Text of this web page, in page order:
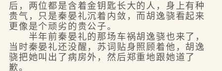
后，两位都是含着金钥匙长大的人，身上有种
贵气，只是秦晏礼沉着内敛，而胡逸骁看起来
更像是个顽劣的贵公子。
半年前秦晏礼的那场车祸胡逸骁也来了，
当时秦晏礼还没醒，苏词贴身照顾着他，胡逸
骁把她叫出了病房外，然后郑重地跟她道了
歉。